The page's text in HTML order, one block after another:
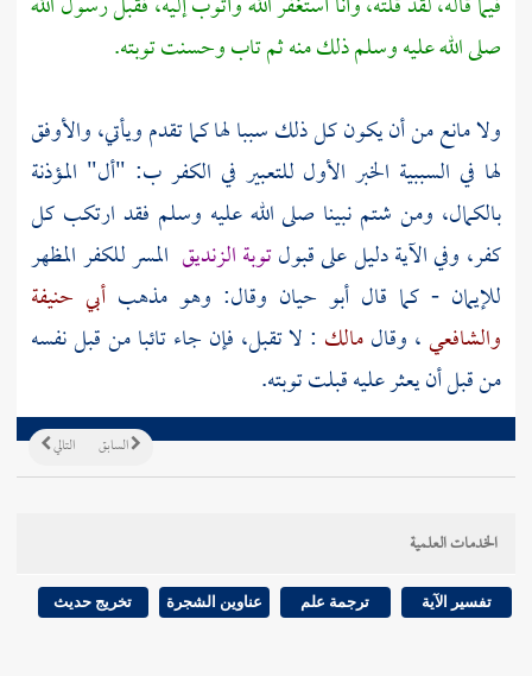
صلى الله عليه وسلم ذلك منه ثم تاب وحسنت توبته.
ولا مانع من أن يكون كل ذلك سببا لها كما تقدم ويأتي، والأوفق
لها في السببية الخبر الأول للتعبير في الكفر ب: "أل" المؤذنة
بالكمال، ومن شتم نبينا صلى الله عليه وسلم فقد ارتكب كل
كفر، وفي الآية دليل على قبولتوبة الزنديق المسر للكفر المظهر
للإيمان - كما قالأبو حيان وقال: وهو مذهب أبي حنيفة
والشافعي، وقالمالك : لا تقبل، فإن جاء تائبا من قبل نفسه
من قبل أن يعثر عليه قبلت توبته.
التالي السابق
الخدمات العلمية
تفسير الآية ترجمة علم عناوين الشجرة تخريج حديث